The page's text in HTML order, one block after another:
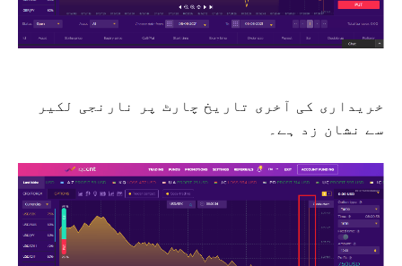
خریداری کی آخری تاریخ چارٹ پر نارنجی لکیر
سے نشان زد ہے۔